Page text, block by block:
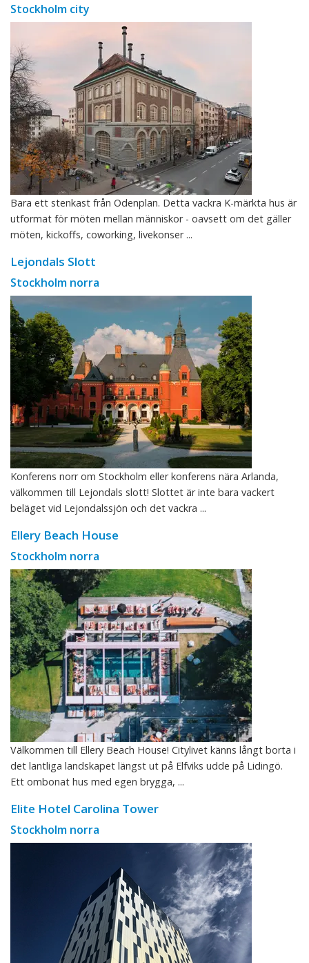
Stockholm city
Bara ett stenkast från Odenplan. Detta vackra K-märkta hus är
utformat för möten mellan människor - oavsett om det gäller
möten, kickoffs, coworking, livekonser ...
Lejondals Slott
Stockholm norra
Konferens norr om Stockholm eller konferens nära Arlanda,
välkommen till Lejondals slott! Slottet är inte bara vackert
beläget vid Lejondalssjön och det vackra ...
Ellery Beach House
Stockholm norra
Välkommen till Ellery Beach House! Citylivet känns långt borta i
det lantliga landskapet längst ut på Elfviks udde på Lidingö.
Ett ombonat hus med egen brygga, ...
Elite Hotel Carolina Tower
Stockholm norra